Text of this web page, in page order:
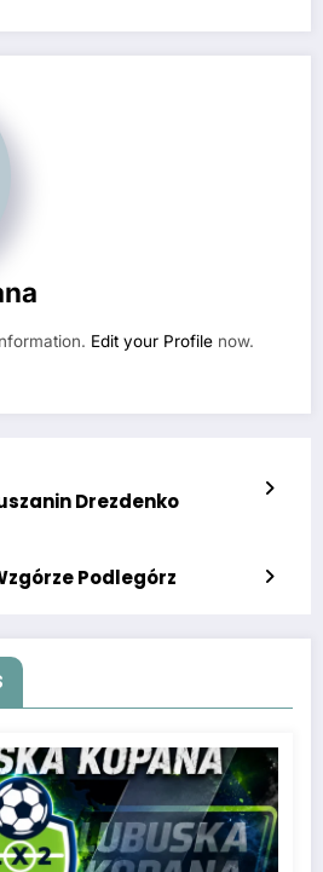
Edit your Profile now.
Drezdenko
Podlegórz